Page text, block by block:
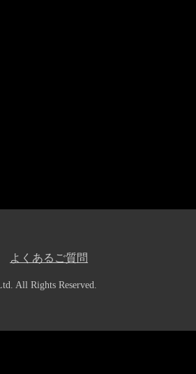
よくあるご質問
All Rights Reserved.